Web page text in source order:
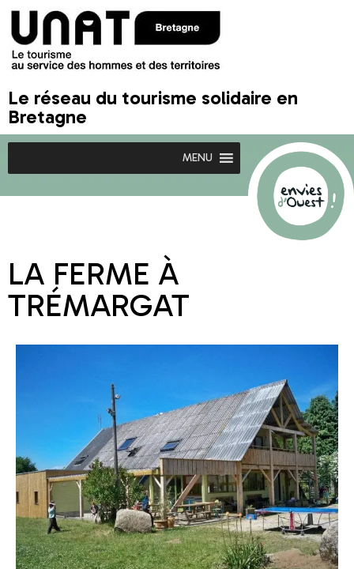
Le réseau du tourisme solidaire en
Bretagne
MENU
LA FERME À
TRÉMARGAT